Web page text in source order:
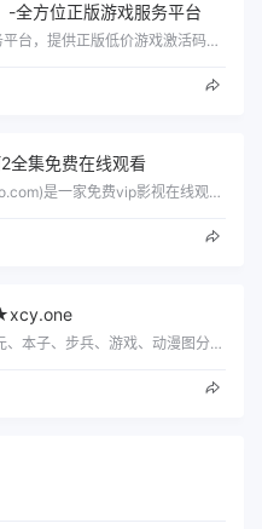
全方位正版游戏服务平台
杉果游戏-全方位正版游戏服务平台，提供正版低价游戏激活码，游戏预售、游戏促销折扣、免费游戏、游戏周边等游戏激活及周边购买服务，还有好…
全集免费在线观看
乐乐影院(www.wanggouchao.com)是一家免费vip影视在线观看的平台,拥有海量、优质、高清电影和好看的电视剧,清晰画…
芯次元是一个acg资讯、三次元、本子、步兵、游戏、动漫图分享圈